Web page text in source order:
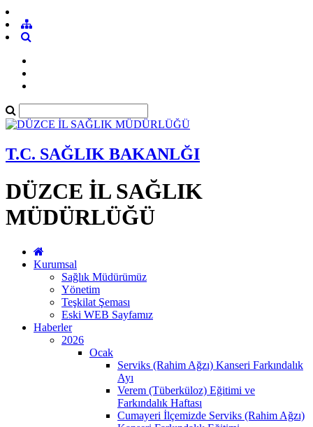
T.C. SAĞLIK BAKANLĞI
DÜZCE İL SAĞLIK
MÜDÜRLÜĞÜ
Kurumsal
Sağlık Müdürümüz
Yönetim
Teşkilat Şeması
Eski WEB Sayfamız
Haberler
2026
Ocak
Serviks (Rahim Ağzı) Kanseri Farkındalık
Ayı
Verem (Tüberküloz) Eğitimi ve
Farkındalık Haftası
Cumayeri İlçemizde Serviks (Rahim Ağzı)